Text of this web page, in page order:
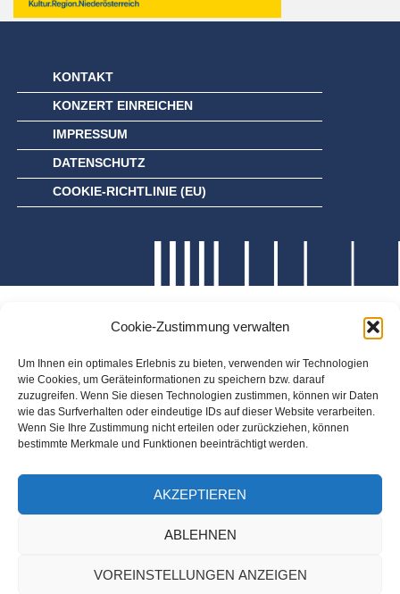
Cookie-Zustimmung verwalten
Um Ihnen ein optimales Erlebnis zu bieten, verwenden wir Technologien
wie Cookies, um Geräteinformationen zu speichern bzw. darauf
zuzugreifen. Wenn Sie diesen Technologien zustimmen, können wir Daten
wie das Surfverhalten oder eindeutige IDs auf dieser Website verarbeiten.
Wenn Sie Ihre Zustimmung nicht erteilen oder zurückziehen, können
bestimmte Merkmale und Funktionen beeinträchtigt werden.
AKZEPTIEREN
ABLEHNEN
VOREINSTELLUNGEN ANZEIGEN
KONTAKT
KONZERT EINREICHEN
IMPRESSUM
DATENSCHUTZ
COOKIE-RICHTLINIE (EU)